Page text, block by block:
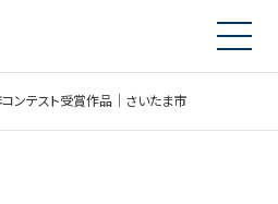
ンテスト受賞作品｜さいたま市